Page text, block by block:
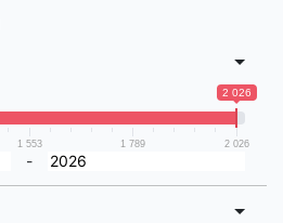
2 026
1 553 1 789 2 026
-